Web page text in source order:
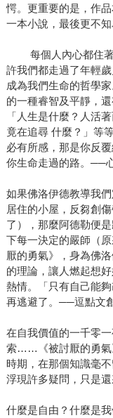
愕。更重要的是，作
一本小說，最後更不
每個人內心都住著
許我們都走過了年輕
成為我們生命的哲學
的一種睿智及平靜，
「人生是什麼？人活
竟在追尋 什麼？」等
必有所感，那是你反
你生命走過的路。──
如果佛洛伊德教導我
居住的小屋，反芻創
了），那麼阿德勒便
下每一決定的嚴師（
厭的勇氣》，身為佛
的理論，讓人燃起想
熱情。「只有自己能
再逃避了。──逗點文
在自我價值的一千零
索……《被討厭的勇氣
時期，在那個知識毫
浮現許多疑問，只是還
什麼是自由？什麼是